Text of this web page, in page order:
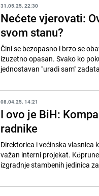
31.05.25. 22:30
Nećete vjerovati:
svom stanu?
Čini se bezopasno i brzo se
izuzetno opasan. Svako ko
jednostavan "uradi sam"
08.04.25. 14:21
I ovo je BiH:
radnike
Direktorica i većinska vlasnica
važan interni projekat.
izgradnje stambenih jedinica